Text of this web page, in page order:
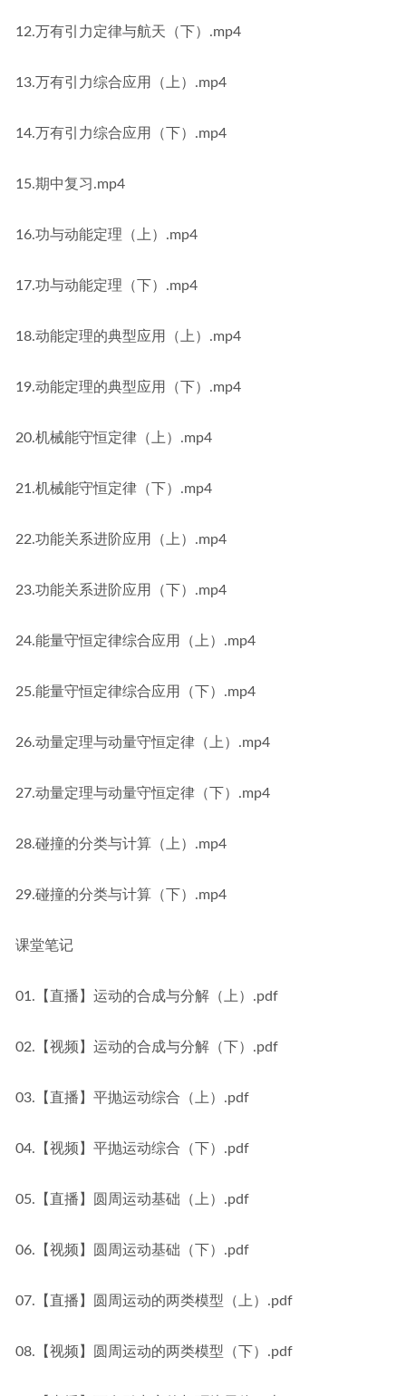
12.万有引力定律与航天（下）.mp4
13.万有引力综合应用（上）.mp4
14.万有引力综合应用（下）.mp4
15.期中复习.mp4
16.功与动能定理（上）.mp4
17.功与动能定理（下）.mp4
18.动能定理的典型应用（上）.mp4
19.动能定理的典型应用（下）.mp4
20.机械能守恒定律（上）.mp4
21.机械能守恒定律（下）.mp4
22.功能关系进阶应用（上）.mp4
23.功能关系进阶应用（下）.mp4
24.能量守恒定律综合应用（上）.mp4
25.能量守恒定律综合应用（下）.mp4
26.动量定理与动量守恒定律（上）.mp4
27.动量定理与动量守恒定律（下）.mp4
28.碰撞的分类与计算（上）.mp4
29.碰撞的分类与计算（下）.mp4
课堂笔记
01.【直播】运动的合成与分解（上）.pdf
02.【视频】运动的合成与分解（下）.pdf
03.【直播】平抛运动综合（上）.pdf
04.【视频】平抛运动综合（下）.pdf
05.【直播】圆周运动基础（上）.pdf
06.【视频】圆周运动基础（下）.pdf
07.【直播】圆周运动的两类模型（上）.pdf
08.【视频】圆周运动的两类模型（下）.pdf